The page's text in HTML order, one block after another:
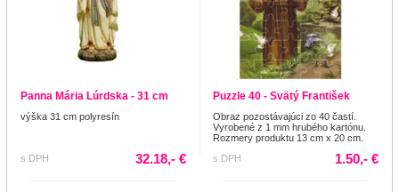
Panna Mária Lúrdska - 31 cm
výška 31 cm polyresín
s DPH 32.18,- €
Puzzle 40 - Svätý František
Obraz pozostávajúci zo 40 častí.
Vyrobené z 1 mm hrubého kartónu.
Rozmery produktu 13 cm x 20 cm.
s DPH
1.50,- €